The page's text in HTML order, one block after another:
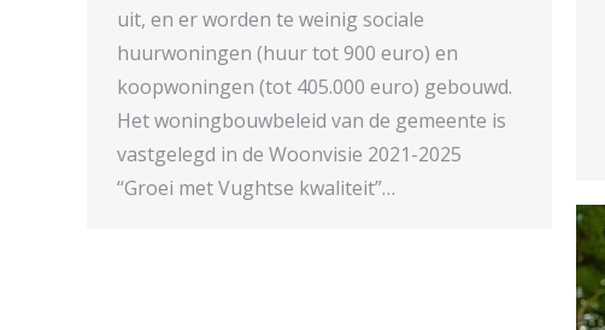
uit, en er worden te weinig sociale
huurwoningen (huur tot 900 euro) en
koopwoningen (tot 405.000 euro) gebouwd.
Het woningbouwbeleid van de gemeente is
vastgelegd in de Woonvisie 2021-2025
“Groei met Vughtse kwaliteit”…